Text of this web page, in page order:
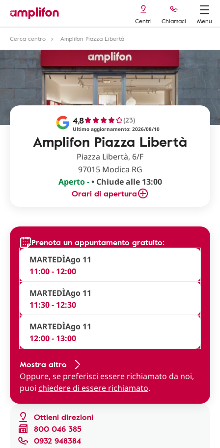
Centri Chiamaci
Menu
Cerca centro
Amplifon Piazza Libertà
Amplifon Piazza Libertà
4,8 (23)
Ultimo aggiornamento: 2026/08/10
Piazza Libertà, 6/F
97015 Modica RG
Aperto -• Chiude alle 13:00
Orari di apertura
Ottieni direzioni
800 046 385
0932 948384
Prenota un appuntamento gratuito:
MARTEDÌAgo 11
11:00 - 12:00
MARTEDÌAgo 11
11:30 - 12:30
MARTEDÌAgo 11
12:00 - 13:00
Mostra altro
Oppure, se preferisci essere richiamato da noi,
puoi chiedere di essere richiamato.